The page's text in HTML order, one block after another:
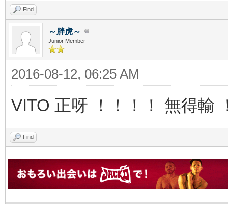
Find
～胖虎～
Junior Member
2016-08-12, 06:25 AM
VITO 正呀 ！！！！ 無得輸
Find